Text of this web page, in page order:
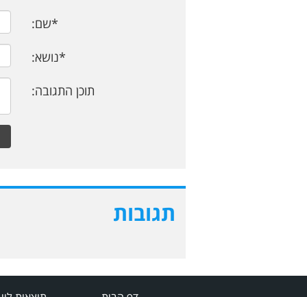
*שם:
*נושא:
תוכן התגובה:
תגובות